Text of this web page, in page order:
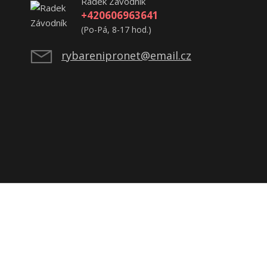
+420606963641
(Po-Pá, 8-17 hod.)
rybarenipronet@email.cz